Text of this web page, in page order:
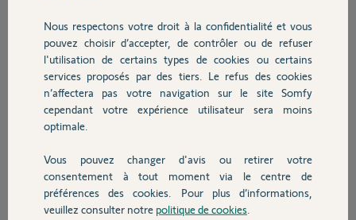
Chauffage
Autres produits
Devis avec un pro
Participer au fil de discussion
Réponses
Bonjour,
Voici la procédure, vous ne déréglerez pas la Centralis mais il faudra
appairer la nouvelle dans la Centralis.
https://www.somfy.fr/support/videos/volet-roulant/ajout-s...
Nous respectons votre droit à la confidentialité et vous
pouvez choisir d’accepter, de contrôler ou de refuser
l'utilisation de certains types de cookies ou certains
services proposés par des tiers. Le refus des cookies
n’affectera pas votre navigation sur le site Somfy
cependant votre expérience utilisateur sera moins
optimale.
Vous pouvez changer d'avis ou retirer votre
consentement à tout moment via le centre de
préférences des cookies. Pour plus d’informations,
veuillez consulter notre politique de cookies